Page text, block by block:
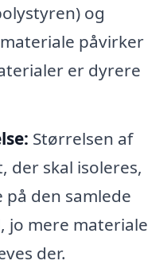
og
påvirker
er dyrere
Størrelsen af
der skal isoleres,
den samlede
jo mere materiale
der.